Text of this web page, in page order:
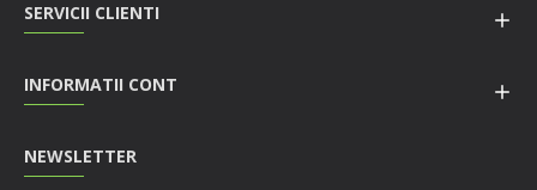
SERVICII CLIENTI
INFORMATII CONT
NEWSLETTER